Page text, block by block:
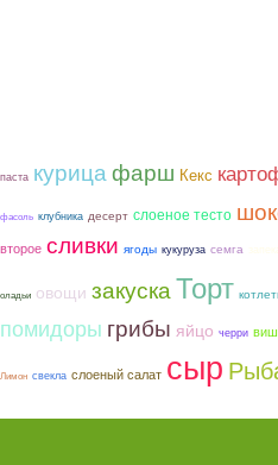
паста курицафарш Кекс
фасоль клубника десерт слоеное тесто
второе сливки ягоды кукуруза семга
оладьи овощи закускаТорт
помидоры грибы яйцо черри
Лимон свекла слоеный салат сыр